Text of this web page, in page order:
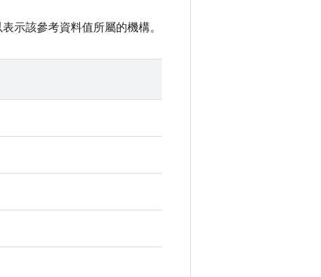
示該參考資料值所屬的機構。